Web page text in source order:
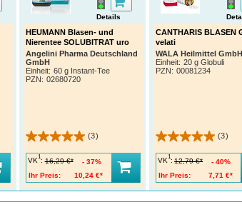
HEUMANN Blasen- und
Nierentee SOLUBITRAT uro
Angelini Pharma Deutschland
GmbH
Einheit: 60 g Instant-Tee
PZN: 02680720
Details
(3)
VK
1
: 16,29 €*
Ihr Preis:
10,24 €*
37%
CANTHARIS BLASEN
velati
WALA Heilmittel GmbH
Einheit: 20 g Globuli
PZN: 00081234
(3)
VK
1
: 12,79 €*
Ihr Preis:
7,71 €*
40%